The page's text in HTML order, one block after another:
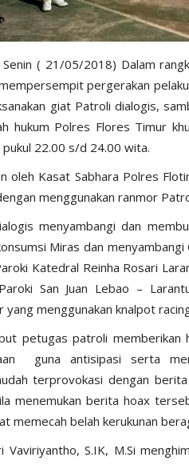
Senin ( 21/05/2018) Dalam
pergerakan
giat Patroli dialogis,
hukum Polres Flores Timur
22.00 s/d 24.00 wita.
oleh Kasat Sabhara Polres
menggunakan ranmor
menyambangi dan
Miras dan
Katedral Reinha Rosari
San Juan Lebao –
menggunakan knalpot
petugas patroli memberikan
guna antisipasi serta
terprovokasi dengan
menemukan berita hoax
memecah belah kerukunan
S.IK, M.Si